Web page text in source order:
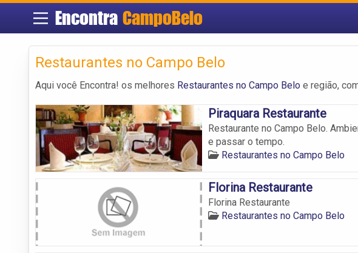
Encontra CampoBelo
Restaurantes no Campo Belo
Aqui você Encontra! os melhores Restaurantes no Campo Belo e região,
Piraquara Restaurante
Restaurante no Campo Belo.
e passar o tempo.
Restaurantes no Campo Belo
Florina Restaurante
Florina Restaurante
Restaurantes no Campo Belo